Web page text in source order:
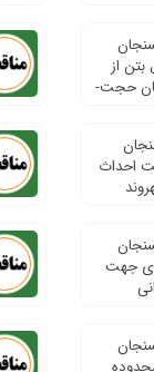
از
حجت-
احداث
۱۰ چرخ باری جهت